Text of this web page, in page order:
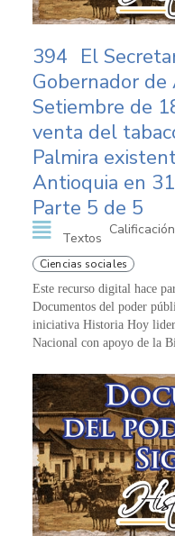
394 El
Gobernador
Setiembre de
venta del
Palmira
Antioquia en
Parte 5 de 5
Textos
Calificación
Ciencias sociales
Este recurso digital hace
Documentos del poder
iniciativa Historia Hoy
Nacional con apoyo de la